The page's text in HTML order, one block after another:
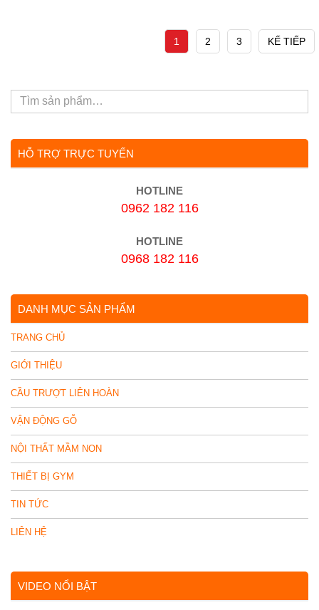
1 2 3 KẾ TIẾP
HỖ TRỢ TRỰC TUYẾN
HOTLINE
0962 182 116
HOTLINE
0968 182 116
DANH MỤC SẢN PHẨM
TRANG CHỦ
GIỚI THIỆU
CẦU TRƯỢT LIÊN HOÀN
VẬN ĐỘNG GỖ
NỘI THẤT MẦM NON
THIẾT BỊ GYM
TIN TỨC
LIÊN HỆ
VIDEO NỔI BẬT